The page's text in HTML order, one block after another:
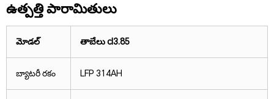
ఉత్పత్తి పారామితులు
మోడల్ తాబేలు cl3.85
బ్యాటరీ రకం LFP 314AH